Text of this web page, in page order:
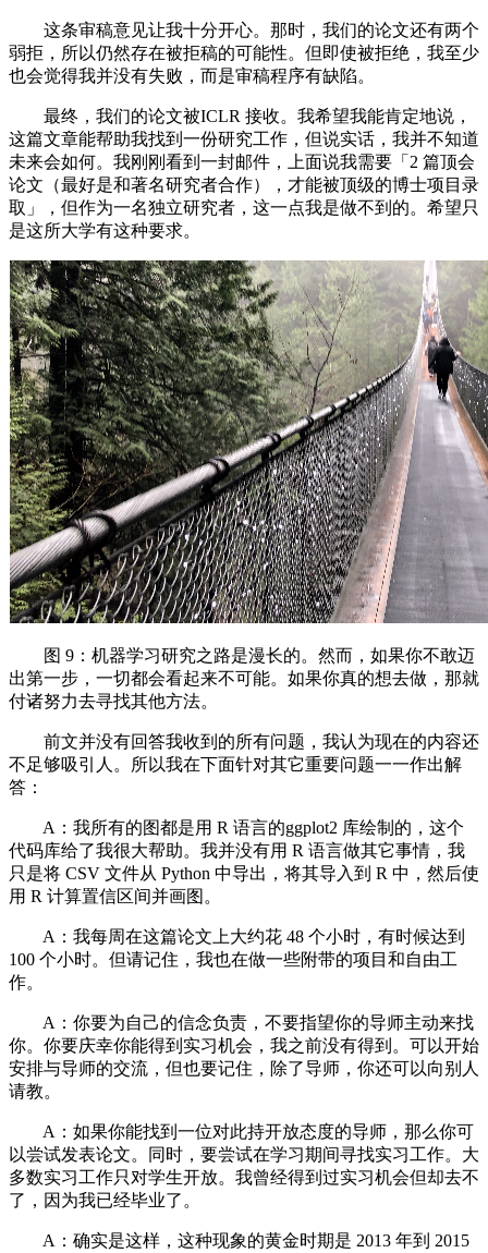
这条审稿意见让我十分开心。那时，我们的论文还有两个
弱拒，所以仍然存在被拒稿的可能性。但即使被拒绝，我至少
也会觉得我并没有失败，而是审稿程序有缺陷。
最终，我们的论文被ICLR 接收。我希望我能肯定地说，
这篇文章能帮助我找到一份研究工作，但说实话，我并不知道
未来会如何。我刚刚看到一封邮件，上面说我需要「2 篇顶会
论文（最好是和著名研究者合作），才能被顶级的博士项目录
取」，但作为一名独立研究者，这一点我是做不到的。希望只
是这所大学有这种要求。
图 9：机器学习研究之路是漫长的。然而，如果你不敢迈
出第一步，一切都会看起来不可能。如果你真的想去做，那就
付诸努力去寻找其他方法。
前文并没有回答我收到的所有问题，我认为现在的内容还
不足够吸引人。所以我在下面针对其它重要问题一一作出解
答：
A：我所有的图都是用 R 语言的ggplot2 库绘制的，这个
代码库给了我很大帮助。我并没有用 R 语言做其它事情，我
只是将 CSV 文件从 Python 中导出，将其导入到 R 中，然后使
用 R 计算置信区间并画图。
A：我每周在这篇论文上大约花 48 个小时，有时候达到
100 个小时。但请记住，我也在做一些附带的项目和自由工
作。
A：你要为自己的信念负责，不要指望你的导师主动来找
你。你要庆幸你能得到实习机会，我之前没有得到。可以开始
安排与导师的交流，但也要记住，除了导师，你还可以向别人
请教。
A：如果你能找到一位对此持开放态度的导师，那么你可
以尝试发表论文。同时，要尝试在学习期间寻找实习工作。大
多数实习工作只对学生开放。我曾经得到过实习机会但却去不
了，因为我已经毕业了。
A：确实是这样，这种现象的黄金时期是 2013 年到 2015